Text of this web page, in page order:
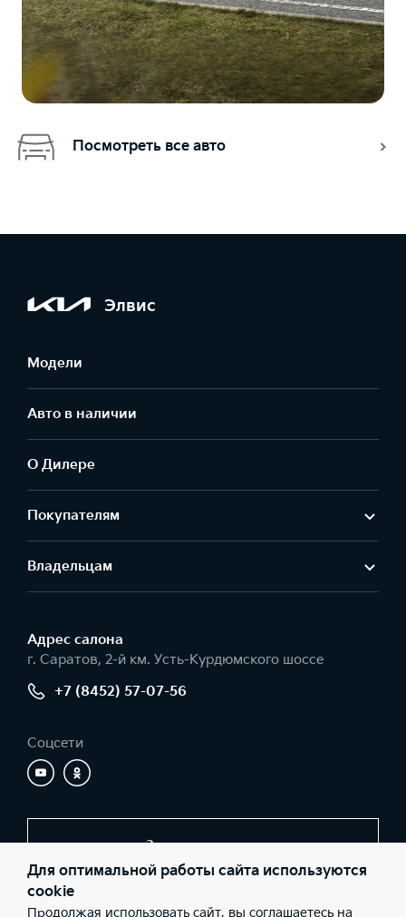
Посмотреть все авто
Элвис
Модели
Авто в наличии
О Дилере
Покупателям
Владельцам
Адрес салонa
г. Саратов, 2-й км. Усть-Курдюмского шоссе
+7 (8452) 57-07-56
Соцсети
Заказать звонок
Для оптимальной работы сайта используются
cookie
Продолжая использовать сайт, вы соглашаетесь на